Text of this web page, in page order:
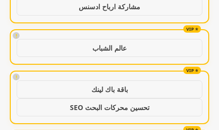
مشاركة ارباح ادسنس
!
عالم الشباب
!
باقة باك لينك
تحسين محركات البحث SEO